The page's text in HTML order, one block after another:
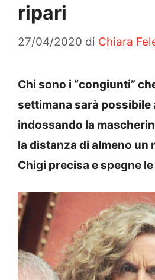
ripari
27/04/2020 di Chiara
Chi sono i “congiunti”
settimana sarà possibile
indossando la
la distanza di almeno un
Chigi precisa e spegne